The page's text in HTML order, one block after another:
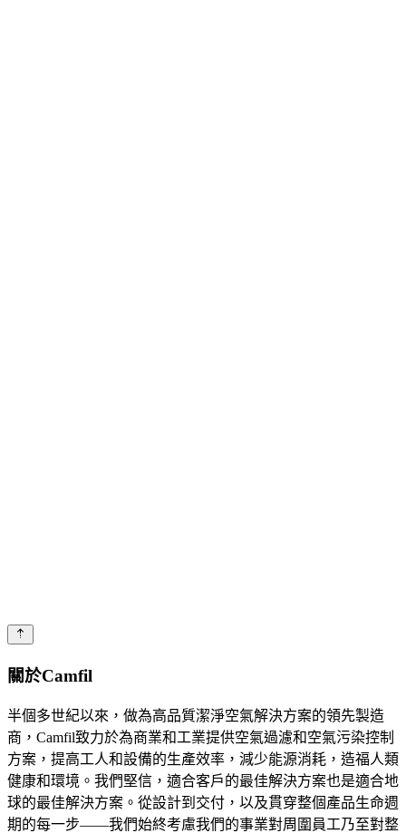
關於Camfil
半個多世紀以來，做為高品質潔淨空氣解決方案的領先製造
商，Camfil致力於為商業和工業提供空氣過濾和空氣污染控制
方案，提高工人和設備的生產效率，減少能源消耗，造福人類
健康和環境。我們堅信，適合客戶的最佳解決方案也是適合地
球的最佳解決方案。從設計到交付，以及貫穿整個產品生命週
期的每一步——我們始終考慮我們的事業對周圍員工乃至對整